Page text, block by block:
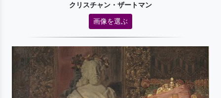
クリスチャン・ザートマン
画像を選ぶ